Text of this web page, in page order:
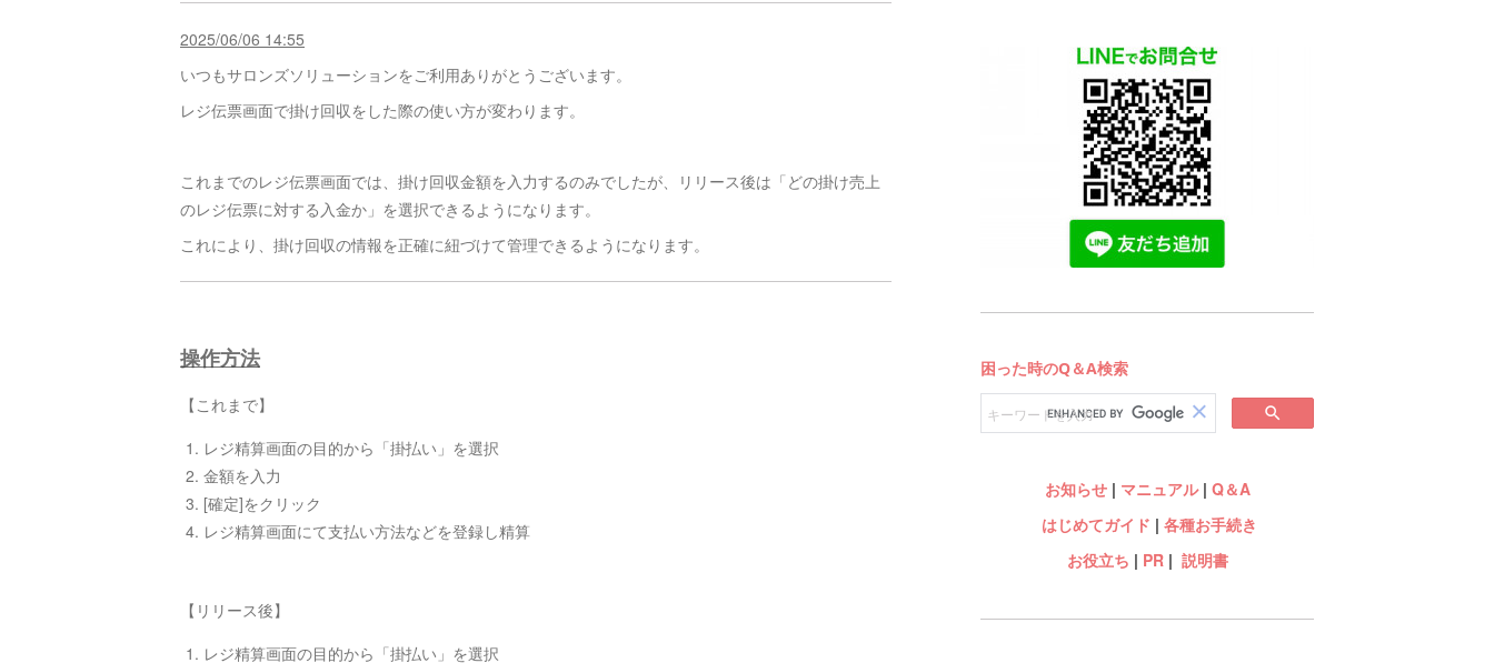
2025/06/06 14:55
いつもサロンズソリューションをご利用ありがとうございます。
レジ伝票画面で掛け回収をした際の使い方が変わります。
これまでのレジ伝票画面では、掛け回収金額を入力するのみでしたが、リリース後は「どの掛け売上
のレジ伝票に対する入金か」を選択できるようになります。
これにより、掛け回収の情報を正確に紐づけて管理できるようになります。
操作方法
【これまで】
レジ精算画面の目的から「掛払い」を選択
金額を入力
[確定]をクリック
レジ精算画面にて支払い方法などを登録し精算
【リリース後】
レジ精算画面の目的から「掛払い」を選択
お知らせ| マニュアル| Q＆A
はじめてガイド | 各種お手続き
お役立ち | PR| 説明書